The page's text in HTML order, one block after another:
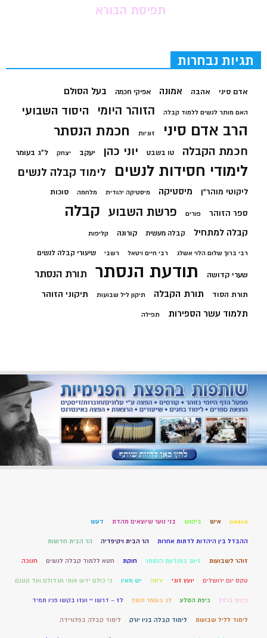
תפיסת הבורא
תגיות נבחרות
אדם סיני אהבה אמונה אפיקי חכמה בעל הסולם
האם מותר לנשים ללמוד קבלה הזוהר היומי היסוד השבועי
הרב אדם סיני זוגיות חכמת הנסתר
חכמת הקבלה טו בשבט יוני כהן יעקב יצחק ל"ג בעומר
לימודי חסידות לנשים לימוד קבלה לנשים
ליקוטי מוהר"ן מיסטיקה מיסטיקה יהודית מלחמה סוכות
ספר הזוהר פורים פרשת השבוע קבלה
קבלה למתחיל קבלה מעשית קורונה קליפות
רבי ברוך שלום הלוי אשלג רבי חיים ויטאל רשבי שיעורי קבלה לנשים
שערי קדושה תודעת הנסתר תורת הנסתר
תורת הסוד תורת הקבלה תיקון ליל שבועות תיקוני הזוהר
תלמוד עשר הספירות תפילה
peace איש ביקוש בני נוער שיוצאים מהדת דעש
ההבדל בין היהדות לדתות אחרות הר הבית ויקיפדיה הר הבית חדשות
זוהר לשבועות זיווג בתודעת הנסתר חוקת חטא ללמוד קבלה לנשים חנוכה
טקס יום ירושלים יועץ זוגי יראה יש מאין כי כולם ידעו אותי מגדולם ועד קטנם
כיפת ברזל כיפת הסלע לג בעומר תשפ לז – דרשו יי ועזו בקשו פניו תמיד
לימוד לליל שבועות לימוד קבלה בניו יורק לימוד קבלה בפלורידה